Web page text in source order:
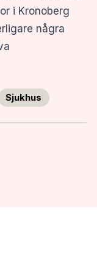
i Kronoberg
några
Sjukhus